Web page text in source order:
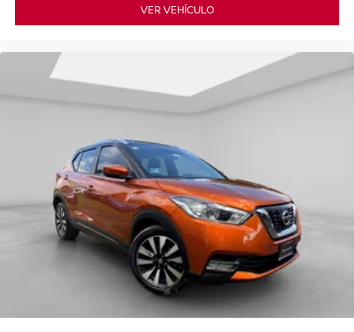
VER VEHÍCULO